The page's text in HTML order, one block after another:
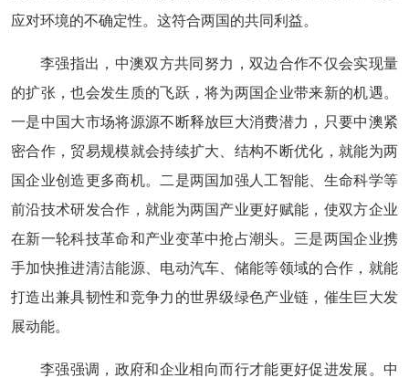
应对环境的不确定性。这符合两国的共同利益。
李强指出，中澳双方共同努力，双边合作不仅会实现量
的扩张，也会发生质的飞跃，将为两国企业带来新的机遇。
一是中国大市场将源源不断释放巨大消费潜力，只要中澳紧
密合作，贸易规模就会持续扩大、结构不断优化，就能为两
国企业创造更多商机。二是两国加强人工智能、生命科学等
前沿技术研发合作，就能为两国产业更好赋能，使双方企业
在新一轮科技革命和产业变革中抢占潮头。三是两国企业携
手加快推进清洁能源、电动汽车、储能等领域的合作，就能
打造出兼具韧性和竞争力的世界级绿色产业链，催生巨大发
展动能。
李强强调，政府和企业相向而行才能更好促进发展。中